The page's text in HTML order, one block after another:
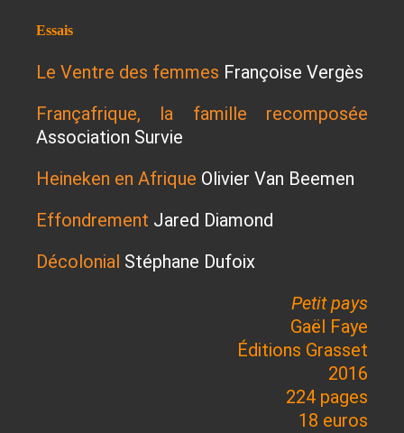
Essais
Le Ventre des femmes Françoise Vergès
Françafrique, la famille recomposée
Association Survie
Heineken en Afrique Olivier Van Beemen
Effondrement Jared Diamond
Décolonial Stéphane Dufoix
Petit pays
Gaël Faye
Éditions Grasset
2016
224 pages
18 euros